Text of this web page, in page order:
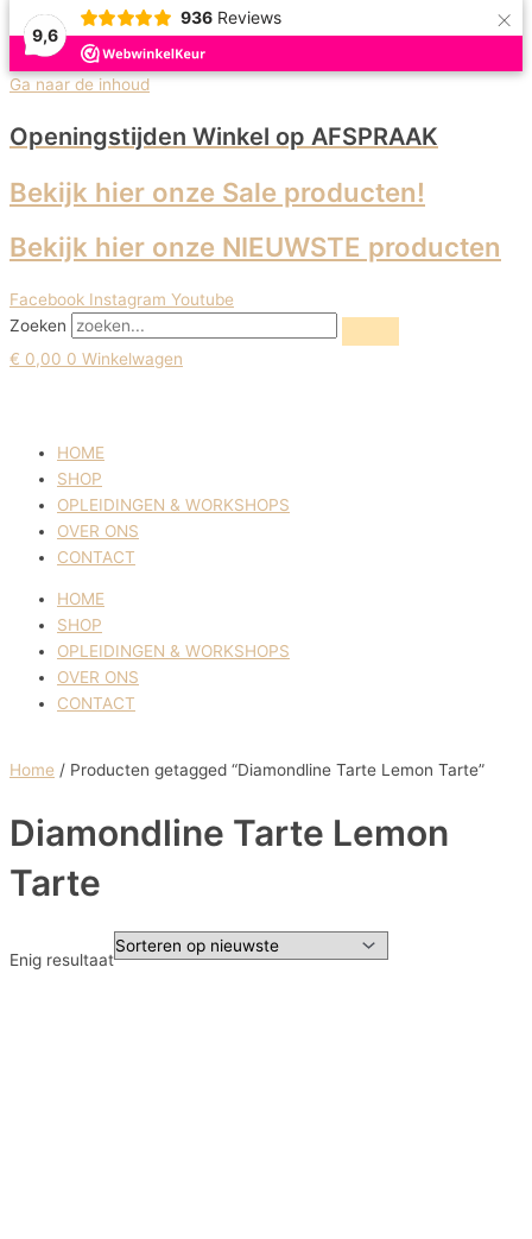
9,6
936 Reviews ×
Ga naar de inhoud
Openingstijden Winkel op AFSPRAAK
Bekijk hier onze Sale producten!
Bekijk hier onze NIEUWSTE producten
Facebook Instagram Youtube
Zoeken
€ 0,00 0 Winkelwagen
HOME
SHOP
OPLEIDINGEN & WORKSHOPS
OVER ONS
CONTACT
HOME
SHOP
OPLEIDINGEN & WORKSHOPS
OVER ONS
CONTACT
Home / Producten getagged “Diamondline Tarte Lemon Tarte”
Diamondline Tarte Lemon
Tarte
Enig resultaat
Uitverkoop!